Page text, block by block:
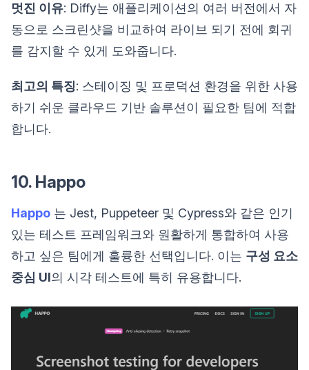
멋진 이유: Diffy는 애플리케이션의 여러 버전에서 자
동으로 스크린샷을 비교하여 라이브 되기 전에 회귀
를 감지할 수 있게 도와줍니다.
최고의 특징: 스테이징 및 프로덕션 환경을 위한 사용
하기 쉬운 클라우드 기반 솔루션이 필요한 팀에 적합
합니다.
10. Happo
Happo 는 Jest, Puppeteer 및 Cypress와 같은 인기
있는 테스트 프레임워크와 원활하게 통합하여 사용
하고 싶은 팀에게 훌륭한 선택입니다. 이는 구성 요소
중심 UI의 시각 테스트에 특히 유용합니다.